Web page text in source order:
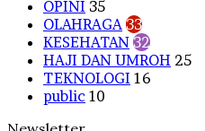
OPINI 35
OLAHRAGA 33
KESEHATAN 32
HAJI DAN UMROH 25
TEKNOLOGI 16
public 10